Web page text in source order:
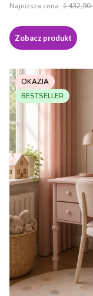
Najniższa cena: 1 432,90
Zobacz produkt
OKAZJA
BESTSELLER